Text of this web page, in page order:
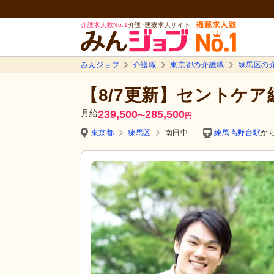
介護求人数No.1 介護･医療求人サイト
みんジョブ 介護職 東京都の介護職 練馬区の
【8/7更新】セントケ
月給239,500〜285,500円
東京都
練馬区 南田中 練馬高野台駅か